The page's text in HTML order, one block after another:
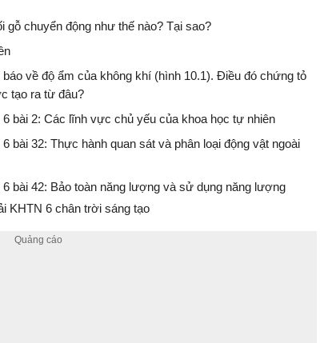
gỗ chuyển động như thế nào? Tại sao?
về độ ẩm của không khí (hình 10.1). Điều đó chứng tỏ
tạo ra từ đâu?
bài 2: Các lĩnh vực chủ yếu của khoa học tự nhiên
bài 32: Thực hành quan sát và phân loại động vật ngoài
bài 42: Bảo toàn năng lượng và sử dụng năng lượng
KHTN 6 chân trời sáng tạo